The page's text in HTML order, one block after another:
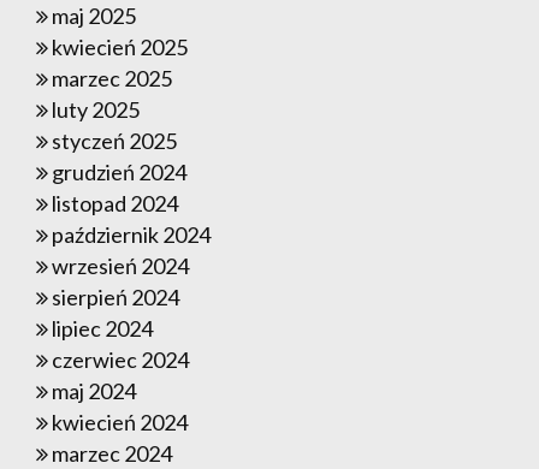
maj 2025
kwiecień 2025
marzec 2025
luty 2025
styczeń 2025
grudzień 2024
listopad 2024
październik 2024
wrzesień 2024
sierpień 2024
lipiec 2024
czerwiec 2024
maj 2024
kwiecień 2024
marzec 2024